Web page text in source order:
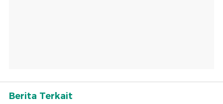
Berita Terkait